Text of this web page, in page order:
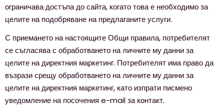
ограничава достъпа до сайта, когато това е необходимо за
целите на подобряване на предлаганите услуги.
С приемането на настоящите Общи правила, потребителят
се съгласява с обработването на личните му данни за
целите на директния маркетинг. Потребителят има право да
възрази срещу обработването на личните му данни за
целите на директния маркетинг, като изпрати писмено
уведомление на посочения e-mail за контакт.